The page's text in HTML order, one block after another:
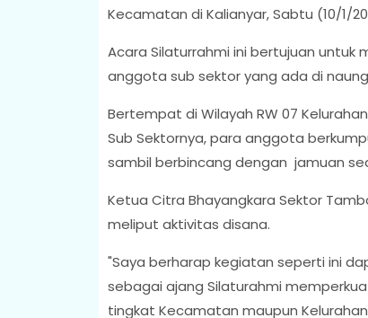
Kecamatan di Kalianyar, Sabtu (10/1/
Acara Silaturrahmi ini bertujuan untuk
anggota sub sektor yang ada di
Bertempat di Wilayah RW 07
Sub Sektornya, para anggota
sambil berbincang dengan jamuan
Ketua Citra Bhayangkara Sektor
meliput aktivitas disana.
"Saya berharap kegiatan seperti ini
sebagai ajang Silaturahmi
tingkat Kecamatan maupun